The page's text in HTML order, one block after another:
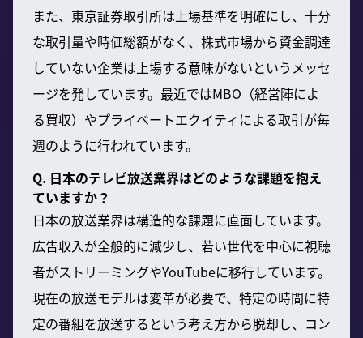
また、東京証券取引所は上場基準を明確にし、十分
な取引量や時価総額がなく、株式市場から資金調達
していない企業は上場する意味がないというメッセ
ージを発しています。最近ではMBO（経営陣によ
る買収）やプライベートエクイティによる取引が毎
週のように行われています。
Q. 日本のテレビ放送業界はどのような課題を抱え
ていますか？
日本の放送業界は構造的な課題に直面しています。
広告収入が全般的に減少し、若い世代を中心に視聴
者がストリーミングやYouTubeに移行しています。
現在の放送モデルは変革が必要で、特定の時間に特
定の番組を放送するという考え方から脱却し、コン